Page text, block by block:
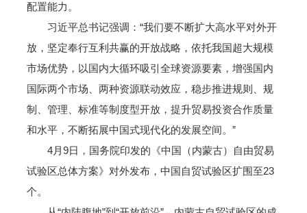
配置能力。
习近平总书记强调：“我们要不断扩大高水平对外开
放，坚定奉行互利共赢的开放战略，依托我国超大规模
市场优势，以国内大循环吸引全球资源要素，增强国内
国际两个市场、两种资源联动效应，稳步推进规则、规
制、管理、标准等制度型开放，提升贸易投资合作质量
和水平，不断拓展中国式现代化的发展空间。”
4月9日，国务院印发的《中国（内蒙古）自由贸易
试验区总体方案》对外发布，中国自贸试验区扩围至23
个。